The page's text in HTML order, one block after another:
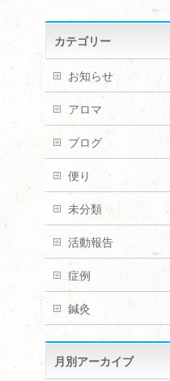
カテゴリー
お知らせ
アロマ
ブログ
便り
未分類
活動報告
症例
鍼灸
月別アーカイブ